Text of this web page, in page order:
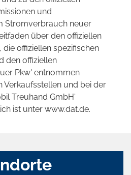
und
Stromverbrauch neuer
über den offiziellen
offiziellen spezifischen
den offiziellen
Pkw' entnommen
Verkaufsstellen und bei der
Treuhand GmbH'
ist unter www.dat.de.